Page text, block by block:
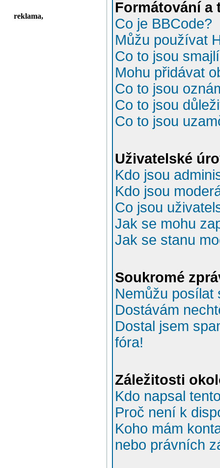
reklama,
Formátování a
Co je BBCode?
Můžu používat
Co to jsou
Mohu přidávat
Co to jsou
Co to jsou
Co to jsou
Uživatelské
Kdo jsou
Kdo jsou
Co jsou
Jak se mohu
Jak se stanu
Soukromé
Nemůžu posílat
Dostávám
Dostal jsem
fóra!
Záležitosti
Kdo napsal
Proč není k
Koho mám
nebo právních